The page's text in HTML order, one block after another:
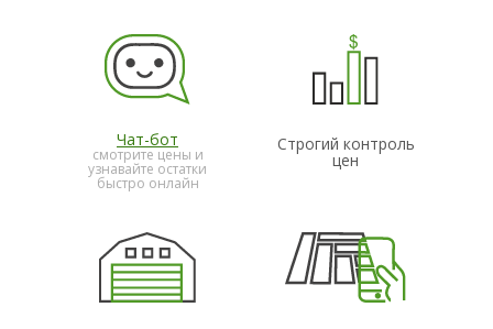
Чат-бот
смотрите цены и
узнавайте остатки
быстро онлайн
Строгий контроль
цен